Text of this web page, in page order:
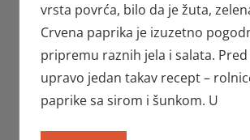
vrsta povrća, bilo da je žuta,
Crvena paprika je izuzetno
pripremu raznih jela i salata. Pred
upravo jedan takav recept –
paprike sa sirom i šunkom. U